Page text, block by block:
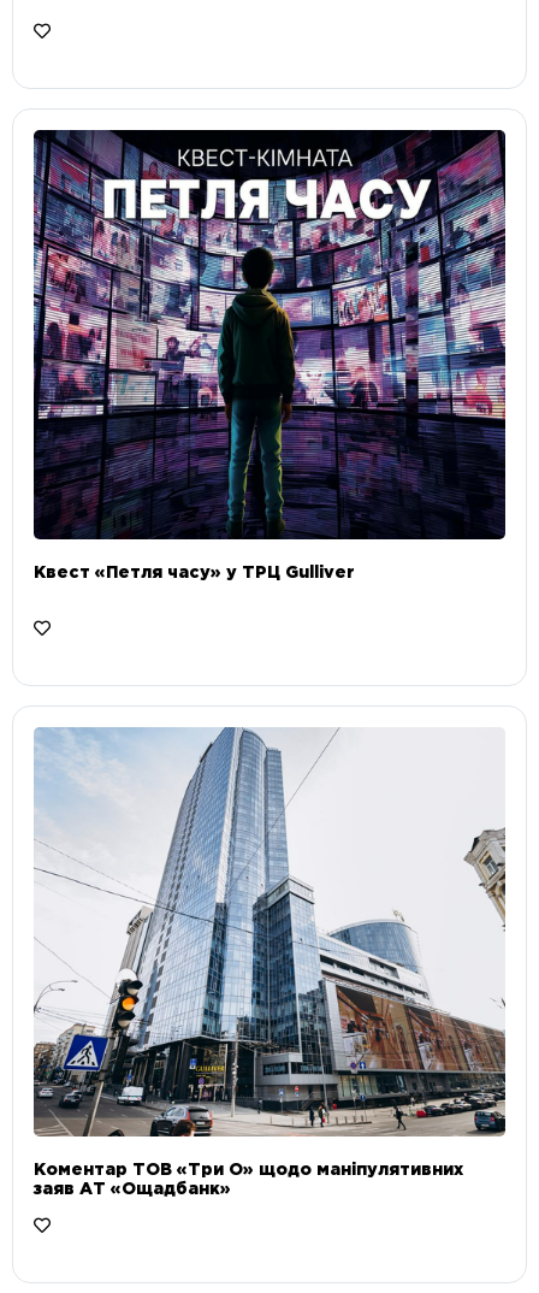
Квест «Петля часу» у ТРЦ Gulliver
Коментар ТОВ «Три О» щодо маніпулятивних
заяв АТ «Ощадбанк»